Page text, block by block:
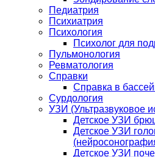
Педиатрия
Психиатрия
Психология
Психолог для
Пульмонология
Ревматология
Справки
Справка в
Сурдология
УЗИ (Ультразвуковое
Детское УЗИ
Детское УЗИ
Детское УЗИ